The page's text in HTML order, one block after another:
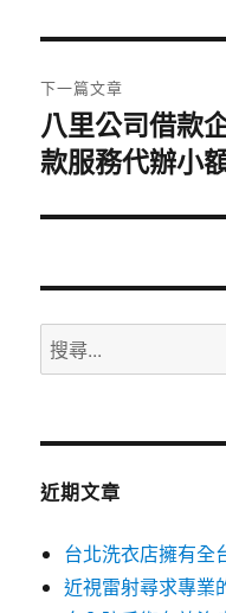
覽
文
章:
下一篇文章
下
一
文
八里公司借款
款服務代辦小
搜
尋
鍵
近期文章
台北洗衣店擁有全
近視雷射尋求專業